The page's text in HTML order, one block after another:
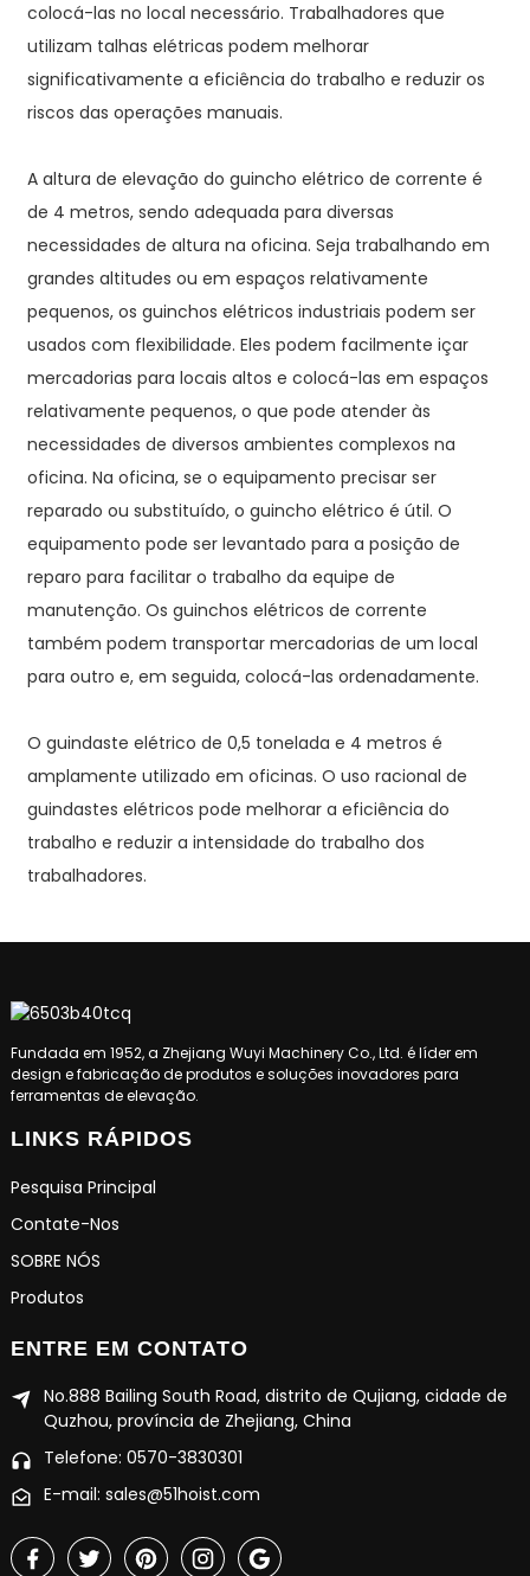
colocá-las no local necessário. Trabalhadores que
utilizam talhas elétricas podem melhorar
significativamente a eficiência do trabalho e reduzir os
riscos das operações manuais.
A altura de elevação do guincho elétrico de corrente é
de 4 metros, sendo adequada para diversas
necessidades de altura na oficina. Seja trabalhando em
grandes altitudes ou em espaços relativamente
pequenos, os guinchos elétricos industriais podem ser
usados ​​com flexibilidade. Eles podem facilmente içar
mercadorias para locais altos e colocá-las em espaços
relativamente pequenos, o que pode atender às
necessidades de diversos ambientes complexos na
oficina. Na oficina, se o equipamento precisar ser
reparado ou substituído, o guincho elétrico é útil. O
equipamento pode ser levantado para a posição de
reparo para facilitar o trabalho da equipe de
manutenção. Os guinchos elétricos de corrente
também podem transportar mercadorias de um local
para outro e, em seguida, colocá-las ordenadamente.
O guindaste elétrico de 0,5 tonelada e 4 metros é
amplamente utilizado em oficinas. O uso racional de
guindastes elétricos pode melhorar a eficiência do
trabalho e reduzir a intensidade do trabalho dos
trabalhadores.
Fundada em 1952, a Zhejiang Wuyi Machinery Co., Ltd. é líder em
design e fabricação de produtos e soluções inovadores para
ferramentas de elevação.
LINKS RÁPIDOS
Pesquisa Principal
Contate-Nos
SOBRE NÓS
Produtos
ENTRE EM CONTATO
No.888 Bailing South Road, distrito de Qujiang, cidade de
Quzhou, província de Zhejiang, China
Telefone: 0570-3830301
E-mail: sales@51hoist.com